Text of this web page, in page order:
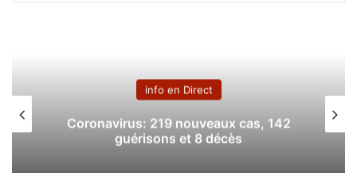
info en Direct
Coronavirus: 219 nouveaux cas, 142
guérisons et 8 décès